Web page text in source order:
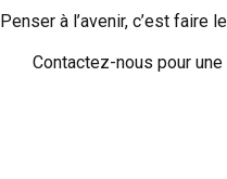
Penser à l’avenir, c’est faire
Contactez-nous pour